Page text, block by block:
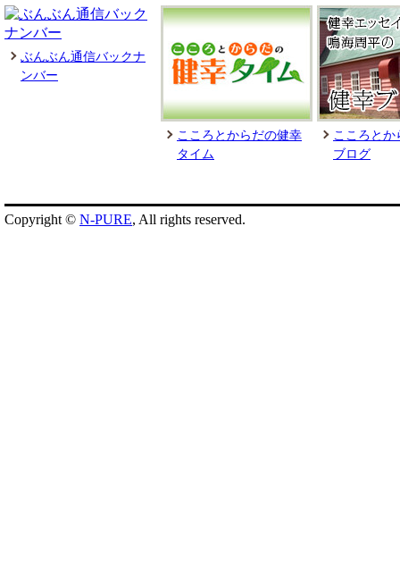
ぶんぶん通信バックナ
ンバー
こころとからだの健幸
タイム
こころとか
ブログ
Copyright © N-PURE, All rights reserved.